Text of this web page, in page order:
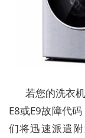
若您的洗衣
E8或E9故障代
们将迅速派遣